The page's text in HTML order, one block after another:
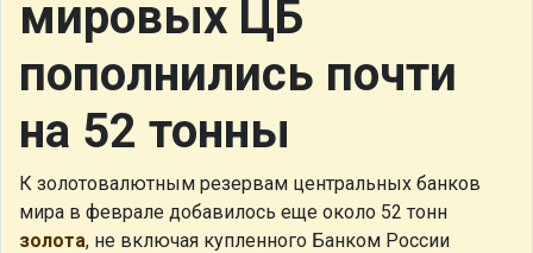
мировых ЦБ
пополнились почти
на 52 тонны
К золотовалютным резервам центральных банков
мира в феврале добавилось еще около 52 тонн
золота, не включая купленного Банком России